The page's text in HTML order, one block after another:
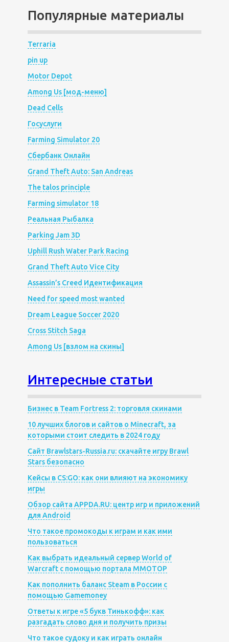
Популярные материалы
Terraria
pin up
Motor Depot
Among Us [мод-меню]
Dead Cells
Госуслуги
Farming Simulator 20
Сбербанк Онлайн
Grand Theft Auto: San Andreas
The talos principle
Farming simulator 18
Реальная Рыбалка
Parking Jam 3D
Uphill Rush Water Park Racing
Grand Theft Auto Vice City
Assassin’s Creed Идентификация
Need for speed most wanted
Dream League Soccer 2020
Cross Stitch Saga
Among Us [взлом на скины]
Интересные статьи
Бизнес в Team Fortress 2: торговля скинами
10 лучших блогов и сайтов о Minecraft, за
которыми стоит следить в 2024 году
Сайт Brawlstars-Russia.ru: скачайте игру Brawl
Stars безопасно
Кейсы в CS:GO: как они влияют на экономику
игры
Обзор сайта APPDA.RU: центр игр и приложений
для Android
Что такое промокоды к играм и как ими
пользоваться
Как выбрать идеальный сервер World of
Warcraft с помощью портала MMOTOP
Как пополнить баланс Steam в России с
помощью Gamemoney
Ответы к игре «5 букв Тинькофф»: как
разгадать слово дня и получить призы
Что такое судоку и как играть онлайн